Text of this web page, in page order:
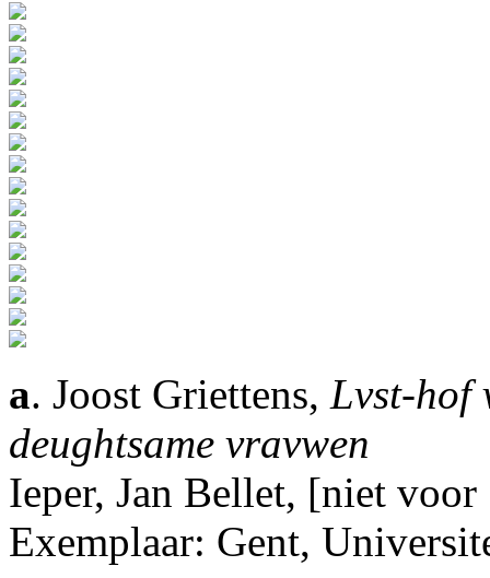
a. Joost Griettens, Lvst-hof
deughtsame vravwen
Ieper, Jan Bellet, [niet
Exemplaar: Gent,